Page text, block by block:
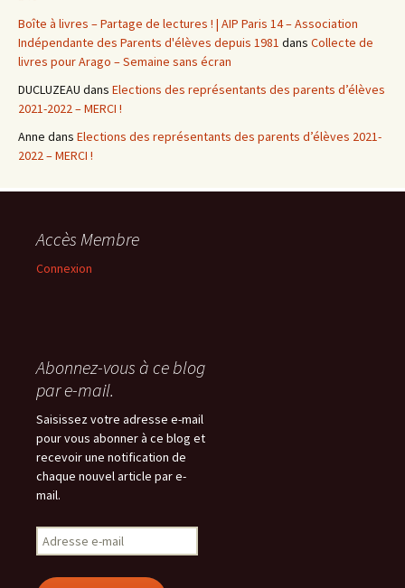
Boîte à livres – Partage de lectures ! | AIP Paris 14 – Association
Indépendante des Parents d'élèves depuis 1981 dans Collecte de
livres pour Arago – Semaine sans écran
DUCLUZEAU dans Elections des représentants des parents d’élèves
2021-2022 – MERCI !
Anne dans Elections des représentants des parents d’élèves 2021-
2022 – MERCI !
Accès Membre
Connexion
Abonnez-vous à ce blog
par e-mail.
Saisissez votre adresse e-mail
pour vous abonner à ce blog et
recevoir une notification de
chaque nouvel article par e-
mail.
Adresse
e-